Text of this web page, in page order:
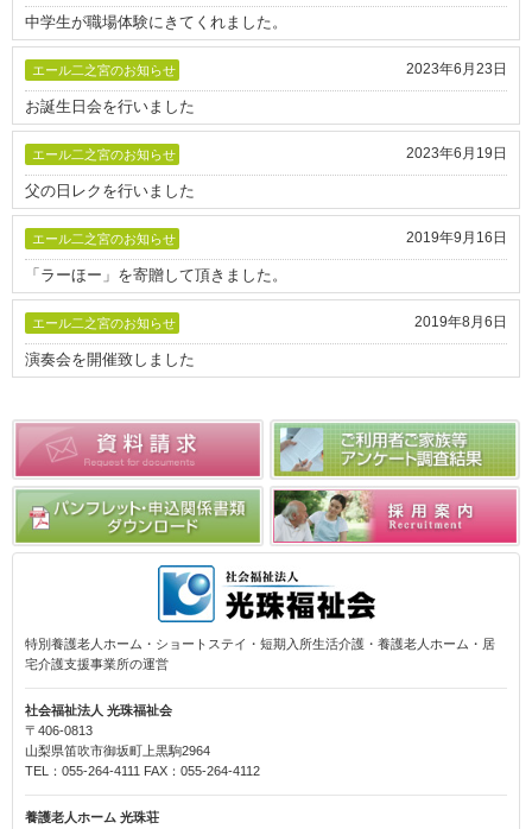
中学生が職場体験にきてくれました。
エール二之宮のお知らせ
お誕生日会を行いました
2023年6月23日
エール二之宮のお知らせ
父の日レクを行いました
2023年6月19日
エール二之宮のお知らせ
「ラーほー」を寄贈して頂きました。
2019年9月16日
エール二之宮のお知らせ
演奏会を開催致しました
2019年8月6日
特別養護老人ホーム・ショートステイ・短期入所生活介護・養護老人ホーム・居
宅介護支援事業所の運営
社会福祉法人 光珠福祉会
〒406-0813
山梨県笛吹市御坂町上黒駒2964
TEL：055-264-4111 FAX：055-264-4112
養護老人ホーム 光珠荘